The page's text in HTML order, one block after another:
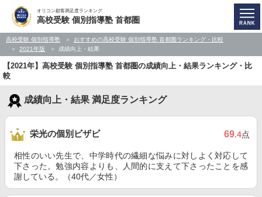
オリコン顧客満足度ランキング
高校受験 個別指導塾 首都圏
高校受験 個別指導塾
おすすめの高校受験 個別指導塾 首都圏ランキング・比較
2021年版
成績向上・結果
【2021年】高校受験 個別指導塾 首都圏の成績向上・結果ランキング・比
較
成績向上・結果 満足度ランキング
栄光の個別ビザビ 69.4点
相性のいい先生で、中学時代の繊細な悩みに対しよく対応して
下さった。勉強内容よりも、人間的に支えて下さったことを感
謝している。（40代／女性）